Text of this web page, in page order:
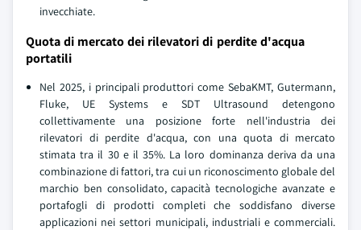
invecchiate.
Quota di mercato dei rilevatori di perdite d'acqua
portatili
Nel 2025, i principali produttori come SebaKMT, Gutermann,
Fluke, UE Systems e SDT Ultrasound detengono
collettivamente una posizione forte nell'industria dei
rilevatori di perdite d'acqua, con una quota di mercato
stimata tra il 30 e il 35%. La loro dominanza deriva da una
combinazione di fattori, tra cui un riconoscimento globale del
marchio ben consolidato, capacità tecnologiche avanzate e
portafogli di prodotti completi che soddisfano diverse
applicazioni nei settori municipali, industriali e commerciali.